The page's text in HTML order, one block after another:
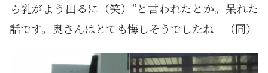
ら乳がよう出るに（笑）”と言われたとか。呆れた
話です。奥さんはとても悔しそうでしたね」（同）